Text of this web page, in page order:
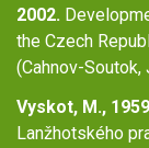
2002.
the Czech
(Cahnov-Soutok,
Vyskot, M.,
Lanžhotského